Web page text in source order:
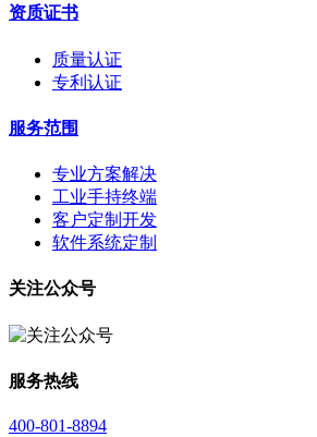
资质证书
质量认证
专利认证
服务范围
专业方案解决
工业手持终端
客户定制开发
软件系统定制
关注公众号
服务热线
400-801-8894